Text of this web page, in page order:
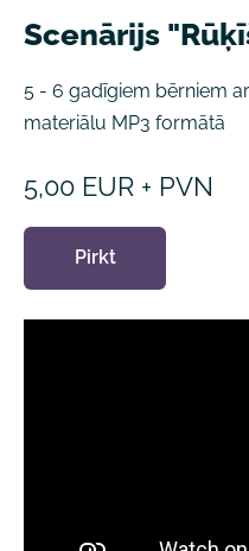
Scenārijs
5 - 6 gadīgiem bērniem
materiālu MP3 formātā
5,00 EUR + PVN
Pirkt